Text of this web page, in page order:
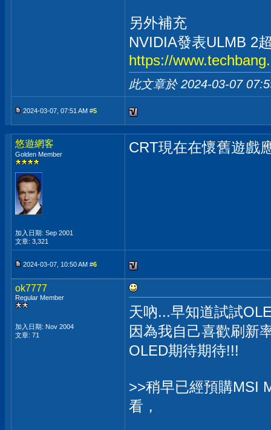
另外補充
NVIDIA發表ULMB 2
https://
此文章於 2024-03-07
2024-03-07, 07:51 AM #5
悠遊網客
Golden Member
加入日期: Sep 2001
文章: 3,321
CRT現在在懷舊遊戲
2024-03-07, 10:50 AM #6
ok7777
Regular Member
加入日期: Nov 2004
文章: 71
天吶...早知道試試
因為我自己喜歡刷新
OLED期待期待!!!
>>稍早已經預購MSI
看，